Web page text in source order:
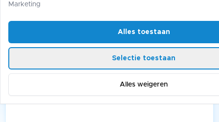
Ultra Pro
Marketing
Alles toestaan
Selectie toestaan
Alles weigeren